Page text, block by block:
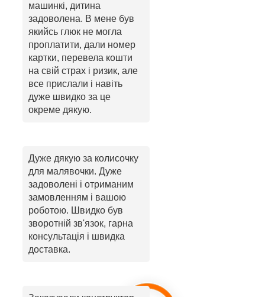
машинкі, дитина
задоволена. В мене був
якийсь глюк не могла
проплатити, дали номер
картки, перевела кошти
на свій страх і ризик, але
все прислали і навіть
дуже швидко за це
окреме дякую.
Дуже дякую за колисочку
для малявочки. Дуже
задоволені і отриманим
замовленням і вашою
роботою. Швидко був
зворотній зв'язок, гарна
консультація і швидка
доставка.